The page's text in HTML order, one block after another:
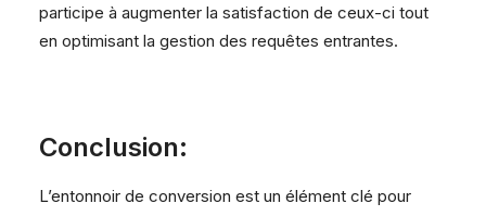
participe à augmenter la satisfaction de ceux-ci tout
en optimisant la gestion des requêtes entrantes.
Conclusion:
L’entonnoir de conversion est un élément clé pour